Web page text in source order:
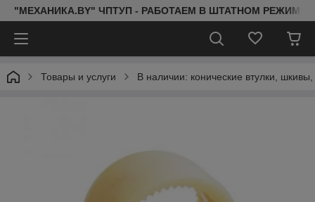
"МЕХАНИКА.BY" ЧПТУП - РАБОТАЕМ В ШТАТНОМ РЕЖИМЕ
Товары и услуги В наличии: конические втулки,